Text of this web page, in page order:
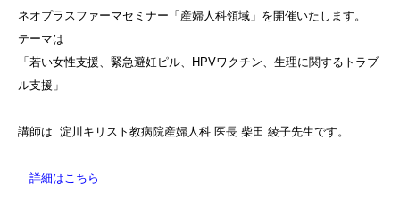
ネオプラスファーマセミナー「産婦人科領域」を開催いたします。
テーマは
「 若い女性支援、緊急避妊ピル、HPVワクチン、生理に関する トラブ
ル支援」
講師は 淀川 キリスト 教病院産婦人科 医長 柴田 綾子先生です。
詳細はこちら